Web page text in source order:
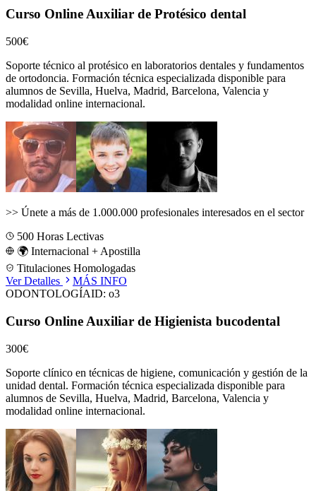
Curso Online Auxiliar de Protésico dental
500€
Soporte técnico al protésico en laboratorios dentales y fundamentos
de ortodoncia. Formación técnica especializada disponible para
alumnos de Sevilla, Huelva, Madrid, Barcelona, Valencia y
modalidad online internacional.
>> Únete a más de 1.000.000 profesionales interesados en el sector
500 Horas Lectivas
🌍 Internacional + Apostilla
Titulaciones Homologadas
Ver Detalles
MÁS INFO
ODONTOLOGÍAID: o3
Curso Online Auxiliar de Higienista bucodental
300€
Soporte clínico en técnicas de higiene, comunicación y gestión de la
unidad dental. Formación técnica especializada disponible para
alumnos de Sevilla, Huelva, Madrid, Barcelona, Valencia y
modalidad online internacional.